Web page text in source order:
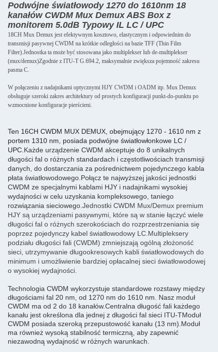
Podwójne światłowody 1270 do 1610nm 18
kanałów CWDM Mux Demux ABS Box z
monitorem 5.0dB Typowy IL LC / UPC
18CH Mux Demux jest efektywnym kosztowo, elastycznym i odpowiednim do
transmisji pasywnej CWDM na krótkie odległości na bazie TFF (Thin Film
Filter).Jednostka ta może być stosowana jako multiplekser lub de-multiplekser
(mux/demux)Zgodnie z ITU-T G.694.2, maksymalnie zwiększa pojemność zakresu
pasma C.
W połączeniu z nadajnikami optycznymi HJY CWDM i OADM itp. Mux Demux
obsługuje szeroki zakres architektury od prostych konfiguracji punkt-do-punktu po
wzmocnione konfiguracje pierścieni.
Ten 16CH CWDM MUX DEMUX, obejmujący 1270 - 1610 nm z
portem 1310 nm, posiada podwójne światłowłonkowe LC /
UPC. Każde urządzenie CWDM akceptuje do 8 unikalnych
długości fal o różnych standardach i częstotliwościach transmisji
danych, do dostarczania za pośrednictwem pojedynczego kabla
płata światłowodowego.Połącz te najwyższej jakości jednostki
CWDM ze specjalnymi kablami HJY i nadajnikami wysokiej
wydajności w celu uzyskania kompleksowego, taniego
rozwiązania sieciowego. Jednostki CWDM Mux/Demux premium
HJY są urządzeniami pasywnymi, które są w stanie łączyć wiele
długości fal o różnych szerokościach do rozprzestrzeniania się
poprzez pojedynczy kabel światłowodowy LC.Multipleksery
podziału długości fali (CWDM) zmniejszają ogólną złożoność
sieci, utrzymywanie długookresowych kabli światłowodowych do
minimum i umożliwienie bardziej opłacalnej sieci światłowodowej
o wysokiej wydajności.
Technologia CWDM wykorzystuje standardowe rozstawy między
długościami fal 20 nm, od 1270 nm do 1610 nm. Nasz moduł
CWDM ma od 2 do 18 kanałów.Centralna długość fali każdego
kanału jest określona dla jednej z długości fal sieci ITU-TModuł
CWDM posiada szeroką przepustowość kanału (13 nm).Moduł
ma również wysoką stabilność termiczną, aby zapewnić
niezawodną wydajność w różnych warunkach.